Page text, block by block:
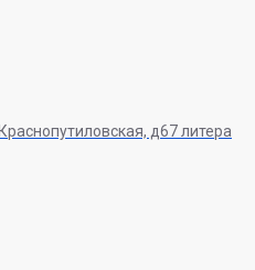
д67 литера